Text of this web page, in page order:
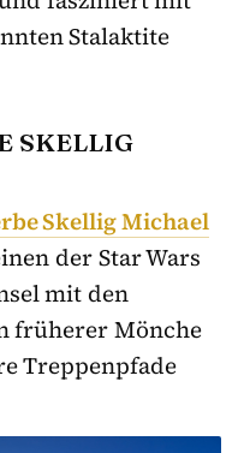
Stalaktite
SKELLIG
Skellig Michael
der Star Wars
mit den
früherer Mönche
Treppenpfade